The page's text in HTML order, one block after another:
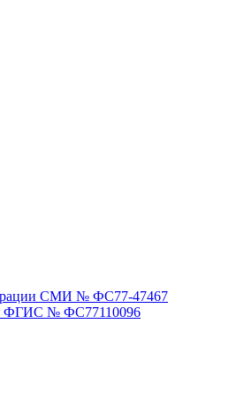
СМИ № ФС77-47467
ФГИС № ФС77110096